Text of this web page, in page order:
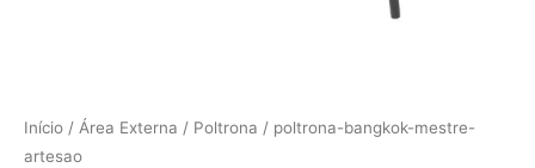
Início / Área Externa / Poltrona / poltrona-bangkok-mestre-
artesao